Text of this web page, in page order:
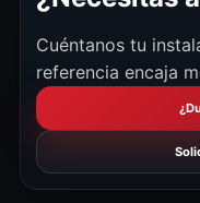
Cuéntanos tu
referencia encaja